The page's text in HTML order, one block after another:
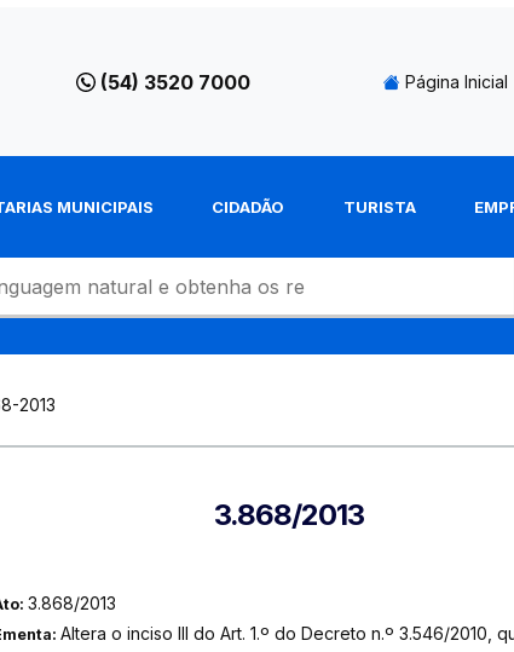
(54) 3520 7000 Página Inicial
MUNICIPAIS CIDADÃO TURISTA
2013
3.868/2013
3.868/2013
Altera o inciso III do Art. 1.º do Decreto n.º 3.546/2010,